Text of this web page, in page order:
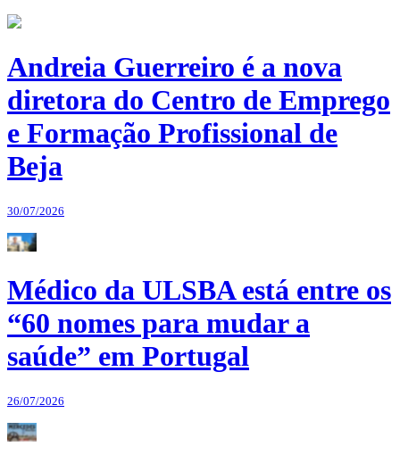
Andreia Guerreiro é a nova
diretora do Centro de Emprego
e Formação Profissional de
Beja
30/07/2026
Médico da ULSBA está entre os
“60 nomes para mudar a
saúde” em Portugal
26/07/2026